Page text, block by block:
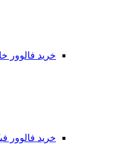
خرید فالوور
خرید فالوور